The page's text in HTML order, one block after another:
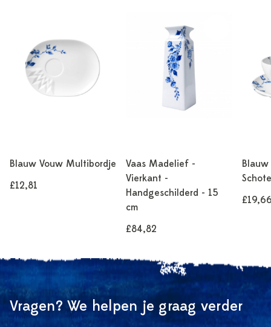
Blauw Vouw Multibordje
£12,81
Vaas Madelief -
Vierkant -
Handgeschilderd - 15
cm
£84,82
Blauw
Vragen? We helpen je graag verder